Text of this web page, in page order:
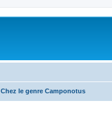
Chez le genre Camponotus